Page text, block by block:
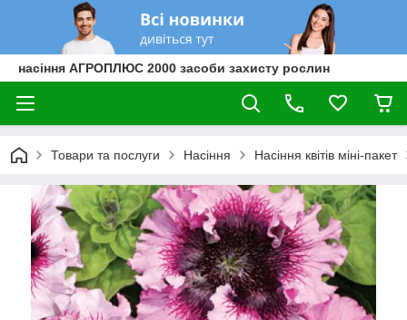
насіння АГРОПЛЮС 2000 засоби захисту рослин
Товари та послуги Насіння Насіння квітів міні-пакет